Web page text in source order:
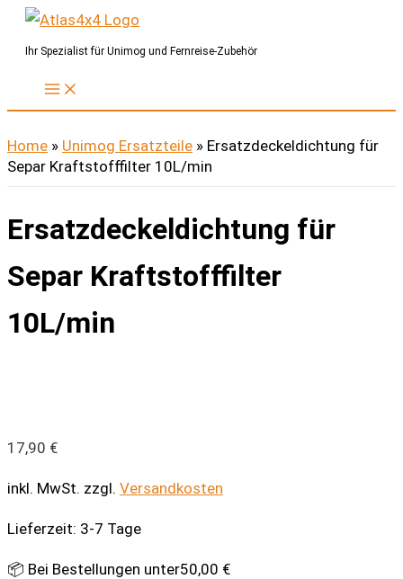
Zum
InhaltIhr Spezialist für Unimog und Fernreise-Zubehör
Home » Unimog Ersatzteile » Ersatzdeckeldichtung für
Separ Kraftstofffilter 10L/min
Ersatzdeckeldichtung für
Separ Kraftstofffilter
10L/min
17,90 €
inkl. MwSt. zzgl. Versandkosten
Lieferzeit: 3-7 Tage
📦 Bei Bestellungen unter50,00 €